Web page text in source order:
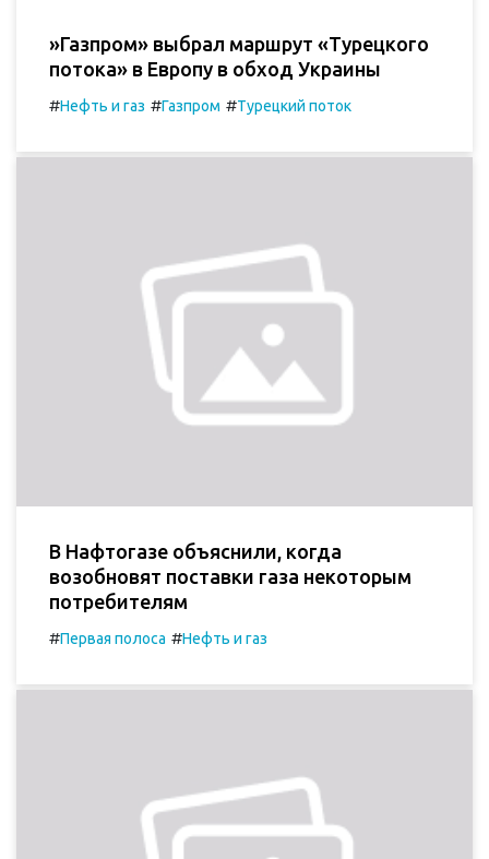
»Газпром» выбрал маршрут «Турецкого
потока» в Европу в обход Украины
#Нефть и газ #Газпром #Турецкий поток
В Нафтогазе объяснили, когда
возобновят поставки газа некоторым
потребителям
#Первая полоса #Нефть и газ